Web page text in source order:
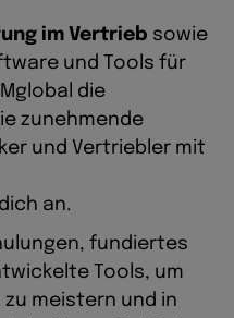
im Vertrieb sowie
und Tools für
die
zunehmende
und Vertriebler mit
an.
fundiertes
Tools, um
meistern und in